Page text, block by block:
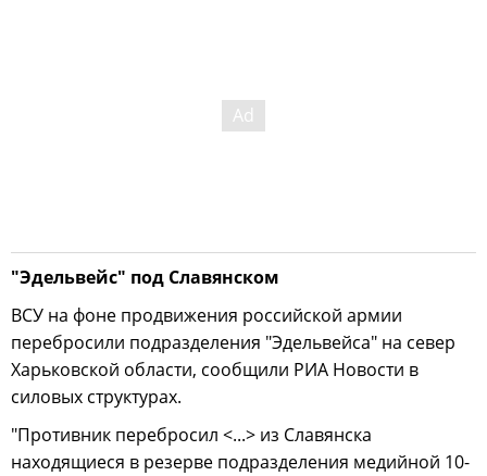
"Эдельвейс" под Славянском
ВСУ на фоне продвижения российской армии
перебросили подразделения "Эдельвейса" на север
Харьковской области, сообщили РИА Новости в
силовых структурах.
"Противник перебросил <...> из Славянска
находящиеся в резерве подразделения медийной 10-